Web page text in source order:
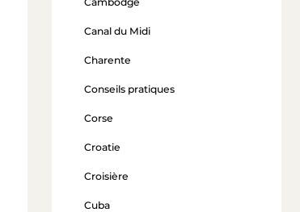
Canal du Midi
Charente
Conseils pratiques
Corse
Croatie
Croisière
Cuba